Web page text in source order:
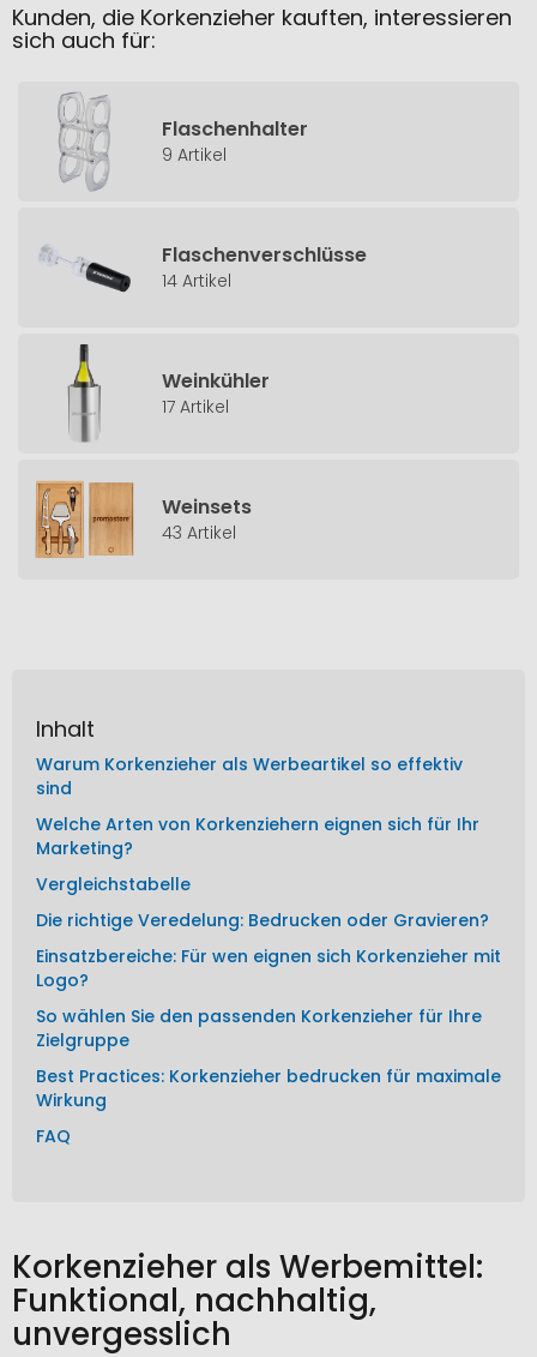
Kunden, die Korkenzieher kauften, interessieren
sich auch für:
Flaschenhalter
9 Artikel
Flaschenverschlüsse
14 Artikel
Weinkühler
17 Artikel
Weinsets
43 Artikel
Inhalt
Warum Korkenzieher als Werbeartikel so effektiv
sind
Welche Arten von Korkenziehern eignen sich für Ihr
Marketing?
Vergleichstabelle
Die richtige Veredelung: Bedrucken oder Gravieren?
Einsatzbereiche: Für wen eignen sich Korkenzieher mit
Logo?
So wählen Sie den passenden Korkenzieher für Ihre
Zielgruppe
Best Practices: Korkenzieher bedrucken für maximale
Wirkung
FAQ
Korkenzieher als Werbemittel:
Funktional, nachhaltig,
unvergesslich